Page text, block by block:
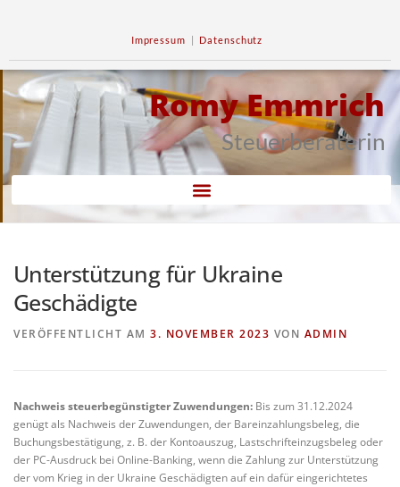
Impressum | Datenschutz
Romy Emmrich
Steuerberaterin
Unterstützung für Ukraine
Geschädigte
VERÖFFENTLICHT AM 3. NOVEMBER 2023 VON ADMIN
Nachweis steuerbegünstigter Zuwendungen: Bis zum 31.12.2024
genügt als Nachweis der Zuwendungen, der Bareinzahlungsbeleg, die
Buchungsbestätigung, z. B. der Kontoauszug, Lastschrifteinzugsbeleg oder
der PC-Ausdruck bei Online-Banking, wenn die Zahlung zur Unterstützung
der vom Krieg in der Ukraine Geschädigten auf ein dafür eingerichtetes